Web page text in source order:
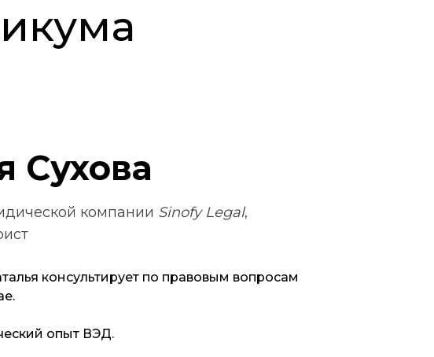
компании Sinofy Legal,
Сухова
консультирует по правовым вопросам
опыт ВЭД.